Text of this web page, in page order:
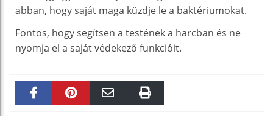
abban, hogy saját maga küzdje le a baktériumokat.
Fontos, hogy segítsen a testének a harcban és ne
nyomja el a saját védekező funkcióit.